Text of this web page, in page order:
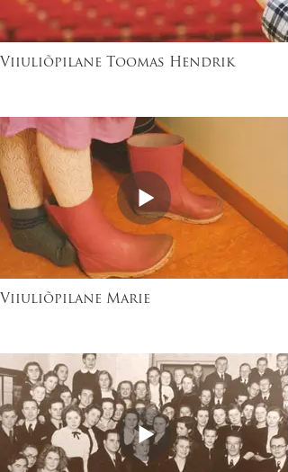
Viiuliõpilane Toomas Hendrik
Viiuliõpilane Marie